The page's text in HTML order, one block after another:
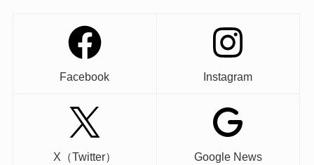
Facebook Instagram
X（Twitter） Google News